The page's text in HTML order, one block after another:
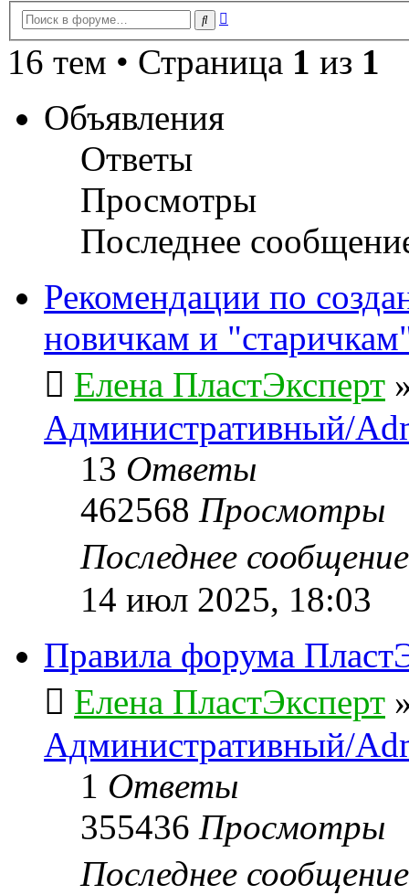
Поиск
16 тем • Страница 1 из 1
Объявления
Ответы
Просмотры
Последнее
Рекомендации по
новичкам и
Елена ПластЭксперт
Административный/
13 Ответы
462568 Просмотры
Последнее
14 июл 2025, 18:03
Правила форума
Елена ПластЭксперт
Административный/
1 Ответы
355436 Просмотры
Последнее